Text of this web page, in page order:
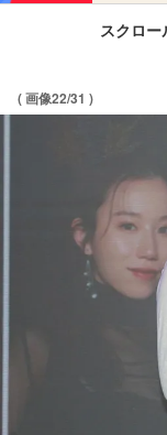
スクロ
( 画像22/31 )